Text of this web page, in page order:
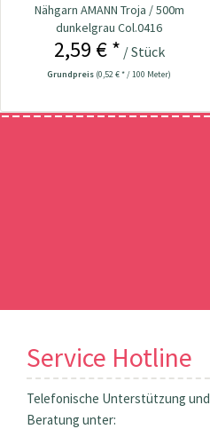
Nähgarn AMANN Troja / 500m
dunkelgrau Col.0416
2,59 € * / Stück
Grundpreis (0,52 € * / 100 Meter)
Service Hotline
Telefonische Unterstützung und
Beratung unter: